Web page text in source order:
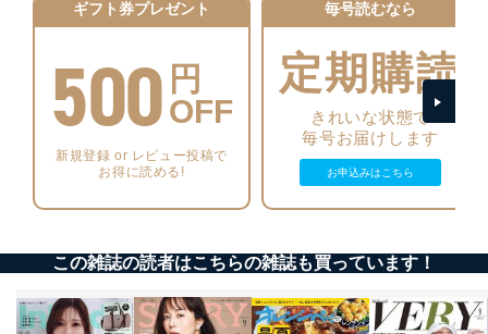
アクセス制御
個人データを取り扱うことのできる機器及び当該
機器を取り扱う従業者を明確化し、 個人データへ
の不要なアクセスを防止しています。
アクセス者の識別と認証
機器に標準装備されているユーザー制御機能（ユ
ーザーアカウント制御）により、個人情報データ
ベース等を取り扱う情報システムを使用する従業
個人データを取り扱う機器等のオペレーティング
システムを最新の状態に保持しています。
個人データを取り扱う機器等にセキュリティ対策
ソフトウェア等を導入し、自動更新 機能等の活用
ギフト券プレゼント
500 円
OFF
新規登録 or レビュー投稿で
お得に読める!
毎号読むなら
定期購読
きれいな状態で
毎号お届けします
お申込みはこちら
この雑誌の読者はこちらの雑誌も買っています！